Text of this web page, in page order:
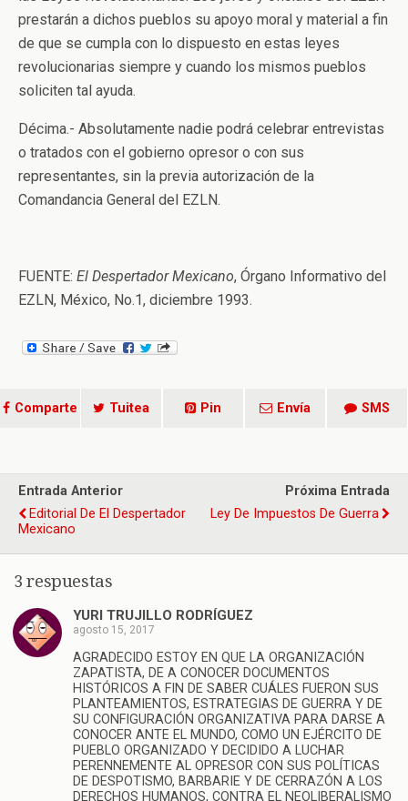
prestarán a dichos pueblos su apoyo moral y material a fin
de que se cumpla con lo dispuesto en estas leyes
revolucionarias siempre y cuando los mismos pueblos
soliciten tal ayuda.
Décima.- Absolutamente nadie podrá celebrar entrevistas
o tratados con el gobierno opresor o con sus
representantes, sin la previa autorización de la
Comandancia General del EZLN.
FUENTE: El Despertador Mexicano, Órgano Informativo del
EZLN, México, No.1, diciembre 1993.
Comparte Tuitea Pin Envía SMS
Entrada Anterior
Editorial De El Despertador
Mexicano
Próxima Entrada
Ley De Impuestos De Guerra
3 respuestas
YURI TRUJILLO RODRÍGUEZ
agosto 15, 2017
AGRADECIDO ESTOY EN QUE LA ORGANIZACIÓN
ZAPATISTA, DE A CONOCER DOCUMENTOS
HISTÓRICOS A FIN DE SABER CUÁLES FUERON SUS
PLANTEAMIENTOS, ESTRATEGIAS DE GUERRA Y DE
SU CONFIGURACIÓN ORGANIZATIVA PARA DARSE A
CONOCER ANTE EL MUNDO, COMO UN EJÉRCITO DE
PUEBLO ORGANIZADO Y DECIDIDO A LUCHAR
PERENNEMENTE AL OPRESOR CON SUS POLÍTICAS
DE DESPOTISMO, BARBARIE Y DE CERRAZÓN A LOS
DERECHOS HUMANOS, CONTRA EL NEOLIBERALISMO